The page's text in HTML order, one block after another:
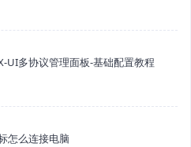
UI多协议管理面板-基础配置教程
怎么连接电脑